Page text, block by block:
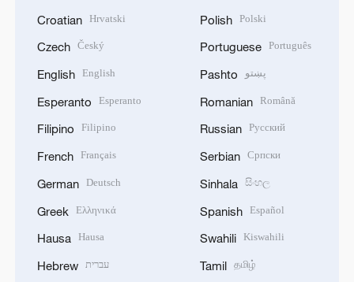
Croatian Hrvatski
Czech Český
English English
Esperanto Esperanto
Filipino Filipino
French Français
German Deutsch
Greek Ελληνικά
Hausa Hausa
Hebrew עברית
Polish Polski
Portuguese Português
Pashto پښتو
Romanian Română
Russian Русский
Serbian Српски
Sinhala සිංහල
Spanish Español
Swahili Kiswahili
Tamil தமிழ்